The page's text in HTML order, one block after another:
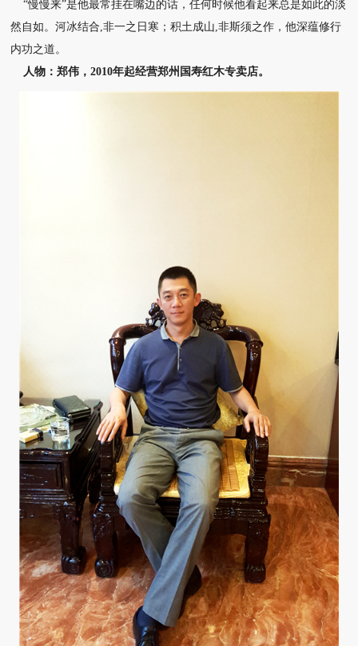
“慢慢来”是他最常挂在嘴边的话，任何时候他看起来总是如此的淡
然自如。河冰结合,非一之日寒；积土成山,非斯须之作，他深蕴修行
内功之道。
人物：郑伟，2010年起经营郑州 国寿红木专卖店。